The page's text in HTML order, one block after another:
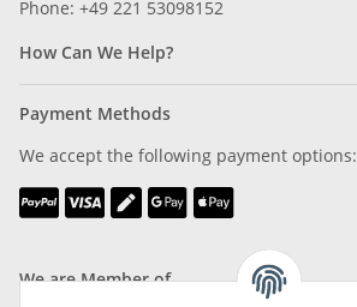
Phone: +49 221 53098152
How Can We Help?
Payment Methods
We accept the following payment options:
We are Member of